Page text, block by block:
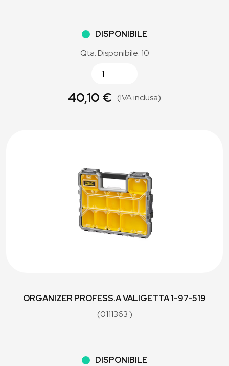
DISPONIBILE
Qta. Disponibile: 10
40,10 € (IVA inclusa)
ORGANIZER PROFESS.A VALIGETTA 1-97-519
(0111363 )
DISPONIBILE